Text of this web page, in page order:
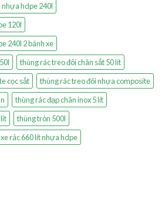
nhựa hdpe 240l
120l
240l 2 bánh xe
thùng rác treo đôi chân sắt 50 lít
cọc sắt
thùng rác treo đôi nhựa composite
thùng rác đạp chân inox 5 lít
thùng tròn 500l
xe rác 660 lít nhựa hdpe